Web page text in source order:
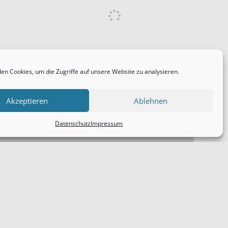
Cookies, um die Zugriffe auf unsere Website zu analysieren.
Akzeptieren Ablehnen
DatenschutzImpressum